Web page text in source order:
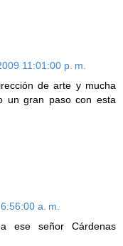
11:01:00 p. m.
de arte y mucha
un gran paso con esta
a. m.
ese señor Cárdenas